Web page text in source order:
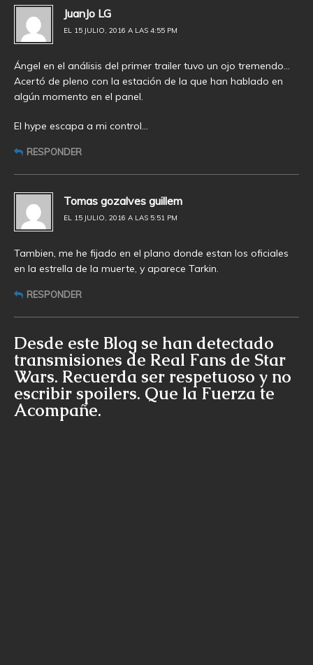
JuanJo LG
EL 15 JULIO, 2016 A LAS 4:55 PM
Ángel en el análisis del primer trailer tuvo un ojo tremendo…
Acertó de pleno con la estación de la que han hablado en
algún momento en el panel.
El hype escapa a mi control…
RESPONDER
Tomas gozalves guillem
EL 15 JULIO, 2016 A LAS 5:51 PM
Tambien, me he fijado en el plano donde estan los oficiales
en la estrella de la muerte, y aparece Tarkin.
RESPONDER
Desde este Blog se han detectado
transmisiones de Real Fans de Star
Wars. Recuerda ser respetuoso y no
escribir spoilers. Que la Fuerza te
Acompañe.